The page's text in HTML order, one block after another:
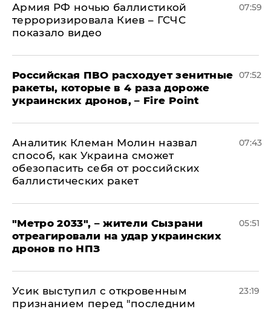
Армия РФ ночью баллистикой
терроризировала Киев – ГСЧС
показало видео
07:59
Российская ПВО расходует зенитные
ракеты, которые в 4 раза дороже
украинских дронов, – Fire Point
07:52
Аналитик Клеман Молин назвал
способ, как Украина сможет
обезопасить себя от российских
баллистических ракет
07:43
"Метро 2033", – жители Сызрани
отреагировали на удар украинских
дронов по НПЗ
05:51
Усик выступил с откровенным
признанием перед "последним
23:19